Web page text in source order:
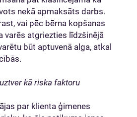
nekā apmaksāts darbs.
vai pēc bērna kopšanas
varēs atgriezties līdzšinējā
būt aptuvenā alga, atkal
kā riska faktoru
par klienta ģimenes